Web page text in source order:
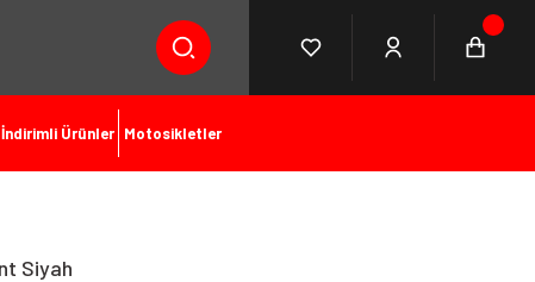
İndirimli Ürünler Motosikletler
Siyah